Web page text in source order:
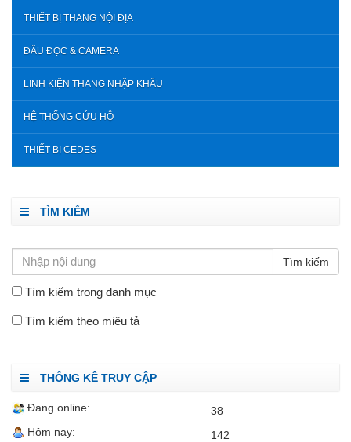
THIẾT BỊ THANG NỘI ĐỊA
ĐẦU ĐỌC & CAMERA
LINH KIỆN THANG NHẬP KHẨU
HỆ THỐNG CỨU HỘ
THIẾT BỊ CEDES
TÌM KIẾM
Tìm kiếm trong danh mục
Tìm kiếm theo miêu tả
THỐNG KÊ TRUY CẬP
Đang online:
38
Hôm nay:
142